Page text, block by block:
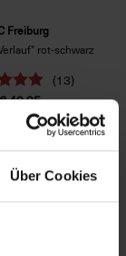
Über Cookies
Freiburg
rot-schwarz
(13)
€ 49,95